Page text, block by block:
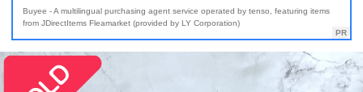
Buyee - A multilingual purchasing agent service operated by tenso, featuring items
from JDirectItems Fleamarket (provided by LY Corporation)